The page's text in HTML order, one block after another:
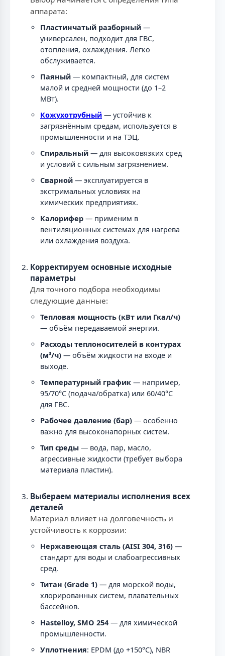
аппарата:
Пластинчатый разборный —
универсален, подходит для ГВС,
отопления, охлаждения. Легко
обслуживается.
Паяный — компактный, для систем
малой и средней мощности (до 1–2
МВт).
Кожухотрубный — устойчив к
загрязнённым средам, используется в
промышленности и на ТЭЦ.
Спиральный — для высоковязких сред
и условий с сильным загрязнением.
Сварной — эксплуатируется в
экстримальных условиях на
химических предприятиях.
Калорифер — применим в
вентиляционных системах для нагрева
или охлаждения воздуха.
Корректируем основные исходные
параметры
Для точного подбора необходимы
следующие данные:
Тепловая мощность (кВт или Гкал/ч)
— объём передаваемой энергии.
Расходы теплоносителей в контурах
(м³/ч) — объём жидкости на входе и
выходе.
Температурный график — например,
95/70°C (подача/обратка) или 60/40°C
для ГВС.
Рабочее давление (бар) — особенно
важно для высоконапорных систем.
Тип среды — вода, пар, масло,
агрессивные жидкости (требует выбора
материала пластин).
Выбераем материалы исполнения всех
деталей
Материал влияет на долговечность и
устойчивость к коррозии:
Нержавеющая сталь (AISI 304, 316) —
стандарт для воды и слабоагрессивных
сред.
Титан (Grade 1) — для морской воды,
хлорированных систем, плавательных
бассейнов.
Hastelloy, SMO 254 — для химической
промышленности.
Уплотнения: EPDM (до +150°C), NBR